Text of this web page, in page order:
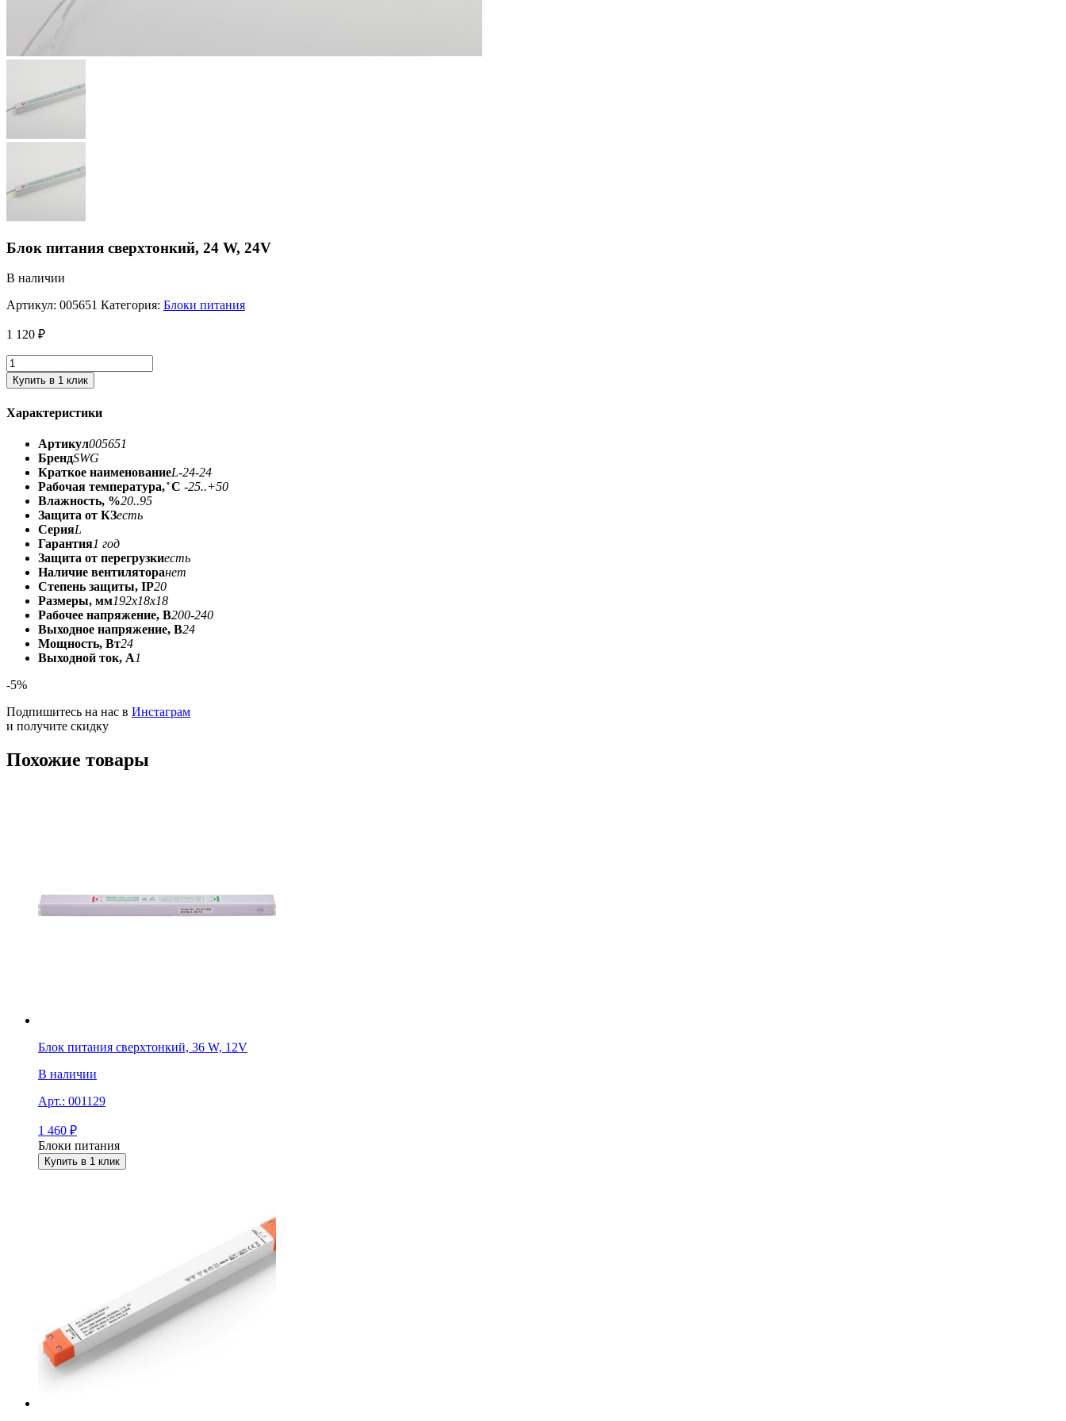
Блок питания сверxтонкий, 24 W, 24V
В наличии
Артикул: 005651 Категория: Блоки питания
1 120 ₽
Купить в 1 клик
Характеристики
Артикул005651
БрендSWG
Краткое наименованиеL-24-24
Рабочая температура, ̊ С -25..+50
Влажность, %20..95
Защита от КЗесть
СерияL
Гарантия1 год
Защита от перегрузкиесть
Наличие вентиляторанет
Степень защиты, IP20
Размеры, мм192x18x18
Рабочее напряжение, В200-240
Выходное напряжение, В24
Мощность, Вт24
Выходной ток, А1
-5%
Подпишитесь на нас в Инстаграм
и получите скидку
Похожие товары
Блок питания сверxтонкий, 36 W, 12V
В наличии
Арт.: 001129
1 460 ₽
Блоки питания
Купить в 1 клик